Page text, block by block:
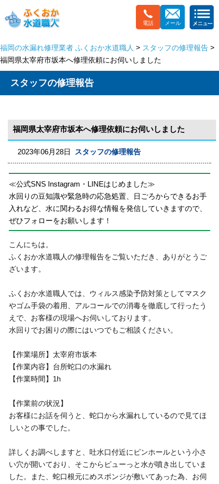
電話 メール
福岡の水漏れ修理業者 ふくおか水道職人 > スタッフの修理報告 >
福岡県太宰府市坂本へ修理依頼にお伺いしました
スタッフの修理報告
福岡県太宰府市坂本へ修理依頼にお伺いしました
2023年06月28日 スタッフの修理報告
≪公式SNS Instagram・LINEはじめました≫
水回りの豆知識や緊急時の応急処置、日ごろからできるお手
入れなど、水に関わるお得な情報を発信していきますので、
ぜひフォローをお願いします！
こんにちは。
ふくおか水道職人の修理報告をご覧いただき、ありがとうご
ざいます。
ふくおか水道職人では、ウィルス感染予防対策としてマスク
やゴム手袋の着用、アルコールでの消毒を徹底して行ったう
えで、お客様の現場へお伺いしております。
水回りでお困りの際にはいつでもご相談ください。
【作業場所】太宰府市坂本
【作業内容】台所蛇口の水漏れ
【作業時間】1h
【作業前の状況】
お客様にお話を伺うと、蛇口から水漏れしているので見てほ
しいとの事でした。
詳しくお調べしますと、吐水口付近にピンホールという小さ
い穴が開いており、そこからピューっと水が噴き出していま
した。また、蛇口根元にめスポンジが敷いてあった為、お伺